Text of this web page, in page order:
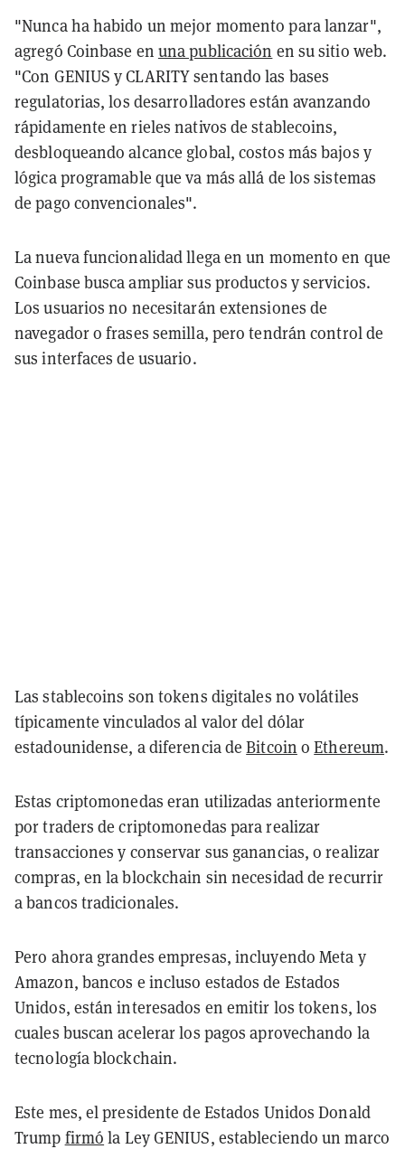
"Nunca ha habido un mejor momento para lanzar",
agregó Coinbase en una publicación en su sitio web.
"Con GENIUS y CLARITY sentando las bases
regulatorias, los desarrolladores están avanzando
rápidamente en rieles nativos de stablecoins,
desbloqueando alcance global, costos más bajos y
lógica programable que va más allá de los sistemas
de pago convencionales".
La nueva funcionalidad llega en un momento en que
Coinbase busca ampliar sus productos y servicios.
Los usuarios no necesitarán extensiones de
navegador o frases semilla, pero tendrán control de
sus interfaces de usuario.
Las stablecoins son tokens digitales no volátiles
típicamente vinculados al valor del dólar
estadounidense, a diferencia deBitcoin oEthereum.
Estas criptomonedas eran utilizadas anteriormente
por traders de criptomonedas para realizar
transacciones y conservar sus ganancias, o realizar
compras, en la blockchain sin necesidad de recurrir
a bancos tradicionales.
Pero ahora grandes empresas, incluyendo Meta y
Amazon, bancos e incluso estados de Estados
Unidos, están interesados en emitir los tokens, los
cuales buscan acelerar los pagos aprovechando la
tecnología blockchain.
Este mes, el presidente de Estados Unidos Donald
Trump firmó la Ley GENIUS, estableciendo un marco